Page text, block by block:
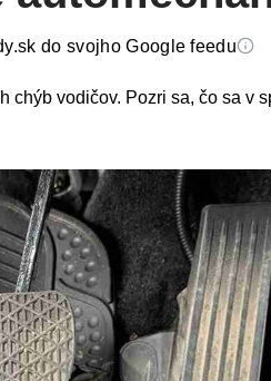
do svojho Google feedu
vodičov. Pozri sa, čo sa v